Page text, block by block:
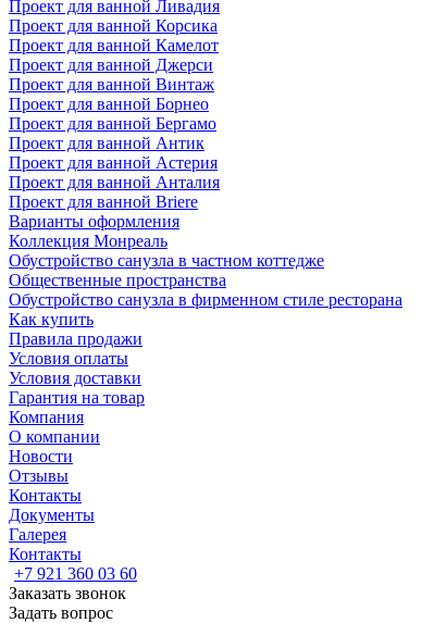
Проект для ванной Ливадия
Проект для ванной Корсика
Проект для ванной Камелот
Проект для ванной Джерси
Проект для ванной Винтаж
Проект для ванной Борнео
Проект для ванной Бергамо
Проект для ванной Антик
Проект для ванной Астерия
Проект для ванной Анталия
Проект для ванной Briere
Варианты оформления
Коллекция Монреаль
Обустройство санузла в частном коттедже
Общественные пространства
Обустройство санузла в фирменном стиле ресторана
Как купить
Правила продажи
Условия оплаты
Условия доставки
Гарантия на товар
Компания
О компании
Новости
Отзывы
Контакты
Документы
Галерея
Контакты
+7 921 360 03 60
Заказать звонок
Задать вопрос